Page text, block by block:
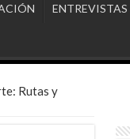
ENTREVISTAS
Rutas y